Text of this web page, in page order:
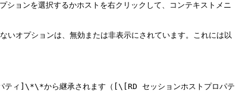
ョンを選択するかホストを右クリックして、コンテキストメニ
オプションは、無効または非表示にされています。これには以
ティ]\*\*から継承されます（[\[RD セッションホストプロパテ